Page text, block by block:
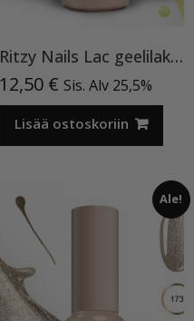
Ritzy Nails Lac geelilakka ”Neon Yellow”119 , 9ml TPO vapaa
12,50 € Sis. Alv 25,5%
Lisää ostoskoriin
Ale!